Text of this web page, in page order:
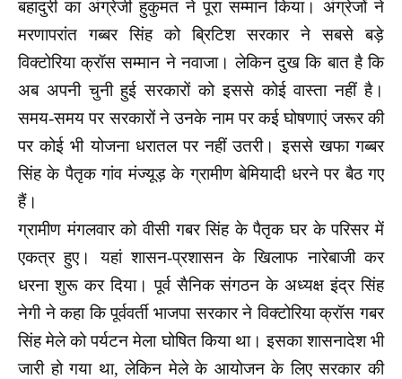
बहादुरी का अंग्रेजी हुकुमत ने पूरा सम्मान किया। अंग्रेजों ने
मरणापरांत गब्बर सिंह को ब्रिटिश सरकार ने सबसे बड़े
विक्टोरिया क्रॉस सम्मान ने नवाजा। लेकिन दुख कि बात है कि
अब अपनी चुनी हुई सरकारों को इससे कोई वास्ता नहीं है।
समय-समय पर सरकारों ने उनके नाम पर कई घोषणाएं जरूर की
पर कोई भी योजना धरातल पर नहीं उतरी। इससे खफा गब्बर
सिंह के पैतृक गांव मंज्यूड़ के ग्रामीण बेमियादी धरने पर बैठ गए
हैं।
ग्रामीण मंगलवार को वीसी गबर सिंह के पैतृक घर के परिसर में
एकत्र हुए। यहां शासन-प्रशासन के खिलाफ नारेबाजी कर
धरना शुरू कर दिया। पूर्व सैनिक संगठन के अध्यक्ष इंद्र सिंह
नेगी ने कहा कि पूर्ववर्ती भाजपा सरकार ने विक्टोरिया क्रॉस गबर
सिंह मेले को पर्यटन मेला घोषित किया था। इसका शासनादेश भी
जारी हो गया था, लेकिन मेले के आयोजन के लिए सरकार की